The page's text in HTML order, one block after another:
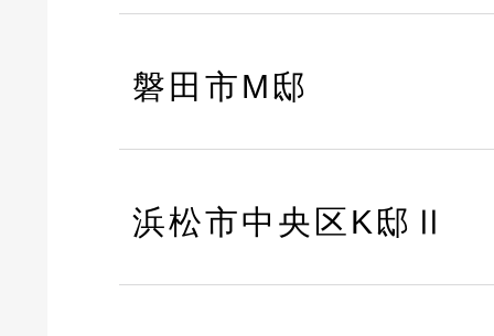
磐田市M邸
浜松市中央区K邸Ⅱ